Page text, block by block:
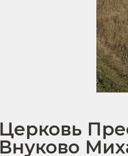
Церковь
Внуково